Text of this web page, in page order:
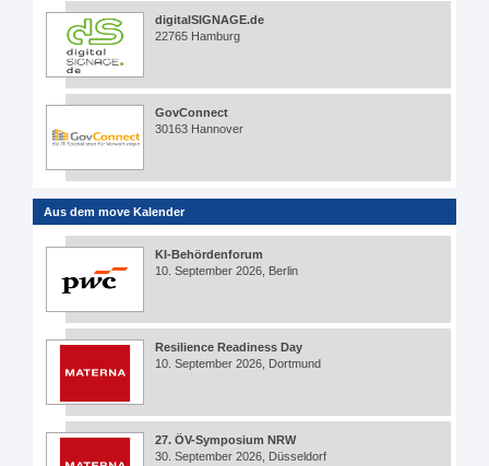
digitalSIGNAGE.de
22765 Hamburg
GovConnect
30163 Hannover
Aus dem move Kalender
KI-Behördenforum
10. September 2026, Berlin
Resilience Readiness Day
10. September 2026, Dortmund
27. ÖV-Symposium NRW
30. September 2026, Düsseldorf